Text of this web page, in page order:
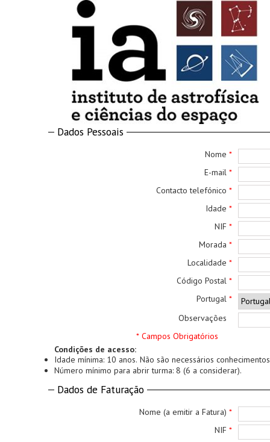
Dados Pessoais
Nome *
E-mail *
Contacto telefónico *
Idade *
NIF *
Morada *
Localidade *
Código Postal *
Portugal *
Observações
* Campos Obrigatórios
Condições de acesso:
Idade mínima: 10 anos. Não são necessários
Número mínimo para abrir turma: 8 (6 a considerar).
Dados de Faturação
Nome (a emitir a Fatura) *
NIF *